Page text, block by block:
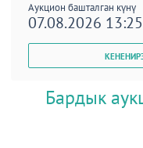
Аукцион башталган күнү
07.08.2026 13:25
Бардык